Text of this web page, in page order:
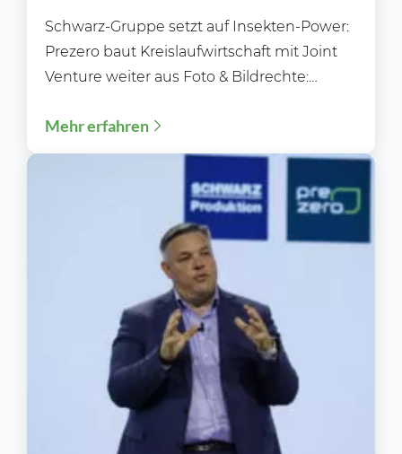
Schwarz-Gruppe setzt auf Insekten-Power:
Prezero baut Kreislaufwirtschaft mit Joint
Venture weiter aus Foto & Bildrechte:
Gruppe treibt ihre...
Mehr erfahren